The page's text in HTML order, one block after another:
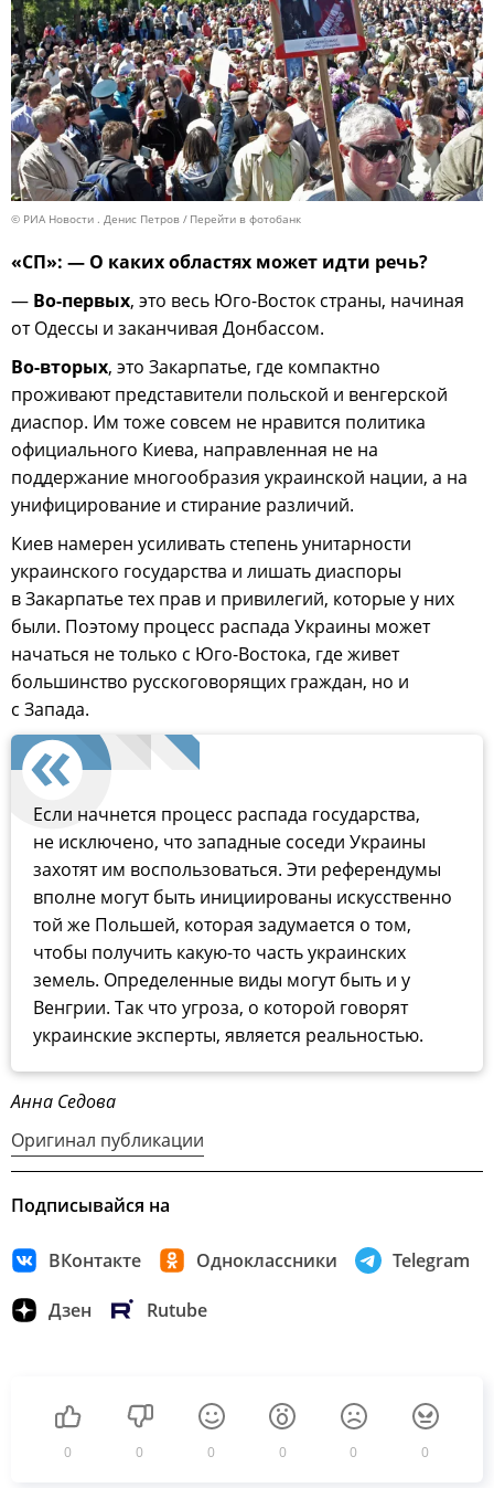
© РИА Новости . Денис Петров Перейти в фотобанк
«СП»: — О каких областях может идти речь?
— Во-первых, это весь Юго-Восток страны, начиная
от Одессы и заканчивая Донбассом.
Во-вторых, это Закарпатье, где компактно
проживают представители польской и венгерской
диаспор. Им тоже совсем не нравится политика
официального Киева, направленная не на
поддержание многообразия украинской нации, а на
унифицирование и стирание различий.
Киев намерен усиливать степень унитарности
украинского государства и лишать диаспоры
в Закарпатье тех прав и привилегий, которые у них
были. Поэтому процесс распада Украины может
начаться не только с Юго-Востока, где живет
большинство русскоговорящих граждан, но и
с Запада.
Если начнется процесс распада государства,
не исключено, что западные соседи Украины
захотят им воспользоваться. Эти референдумы
вполне могут быть инициированы искусственно
той же Польшей, которая задумается о том,
чтобы получить какую-то часть украинских
земель. Определенные виды могут быть и у
Венгрии. Так что угроза, о которой говорят
украинские эксперты, является реальностью.
Анна Седова
Оригинал публикации
Подписывайся на
ВКонтакте Одноклассники Telegram
Дзен Rutube
0 0 0 0 0 0